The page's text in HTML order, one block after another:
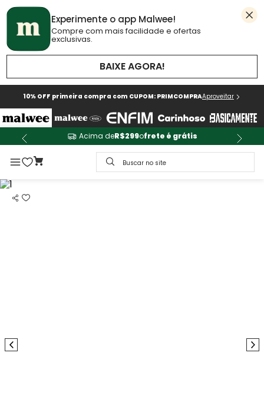
Experimente o app Malwee!
Compre com mais facilidade e ofertas
exclusivas.
BAIXE AGORA!
10% OFF primeira compra com CUPOM: PRIMCOMPRAAproveitar
Acima deR$299ofrete é grátis
Buscar no site